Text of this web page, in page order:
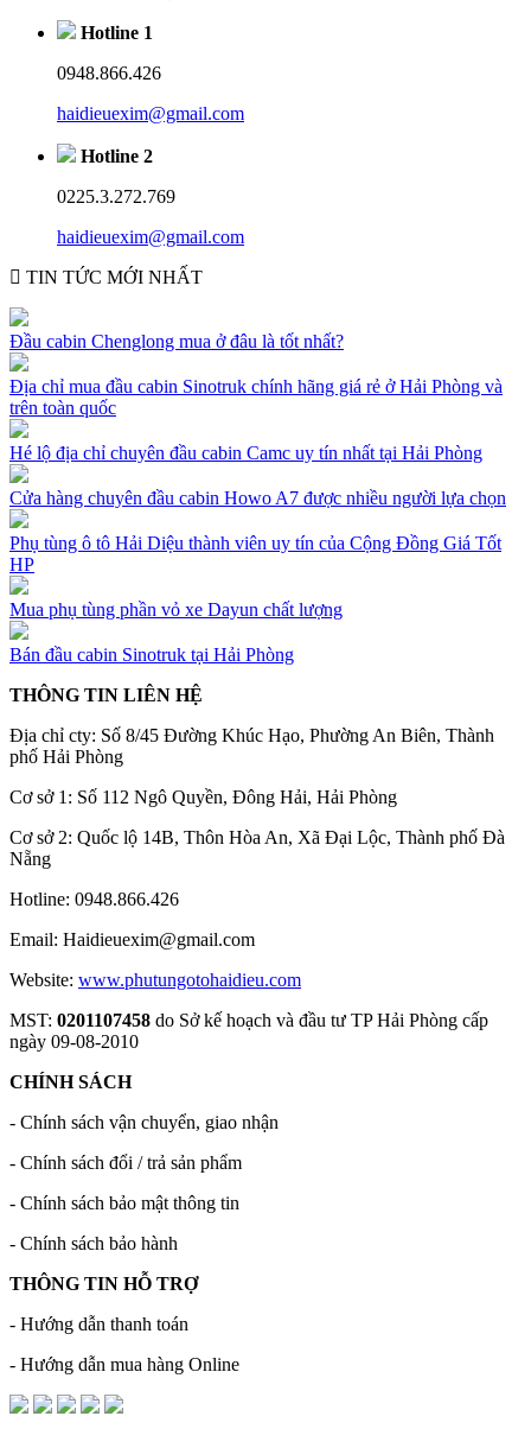
Hotline 1
0948.866.426
haidieuexim@gmail.com
Hotline 2
0225.3.272.769
haidieuexim@gmail.com
TIN TỨC MỚI NHẤT
Đầu cabin Chenglong mua ở đâu là tốt nhất?
Địa chỉ mua đầu cabin Sinotruk chính hãng giá rẻ ở Hải Phòng và
trên toàn quốc
Hé lộ địa chỉ chuyên đầu cabin Camc uy tín nhất tại Hải Phòng
Cửa hàng chuyên đầu cabin Howo A7 được nhiều người lựa chọn
Phụ tùng ô tô Hải Diệu thành viên uy tín của Cộng Đồng Giá Tốt
HP
Mua phụ tùng phần vỏ xe Dayun chất lượng
Bán đầu cabin Sinotruk tại Hải Phòng
THÔNG TIN LIÊN HỆ
Địa chỉ cty: Số 8/45 Đường Khúc Hạo, Phường An Biên, Thành
phố Hải Phòng
Cơ sở 1: Số 112 Ngô Quyền, Đông Hải, Hải Phòng
Cơ sở 2: Quốc lộ 14B, Thôn Hòa An, Xã Đại Lộc, Thành phố Đà
Nẵng
Hotline: 0948.866.426
Email: Haidieuexim@gmail.com
Website: www.phutungotohaidieu.com
MST: 0201107458 do Sở kế hoạch và đầu tư TP Hải Phòng cấp
ngày 09-08-2010
CHÍNH SÁCH
- Chính sách vận chuyển, giao nhận
- Chính sách đổi / trả sản phẩm
- Chính sách bảo mật thông tin
- Chính sách bảo hành
THÔNG TIN HỖ TRỢ
- Hướng dẫn thanh toán
- Hướng dẫn mua hàng Online